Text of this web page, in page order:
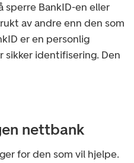
sperre BankID-en eller
av andre enn den som
er en personlig
sikker identifisering. Den
nettbank
for den som vil hjelpe.